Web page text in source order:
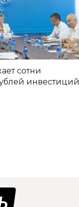
сотни
инвестиций